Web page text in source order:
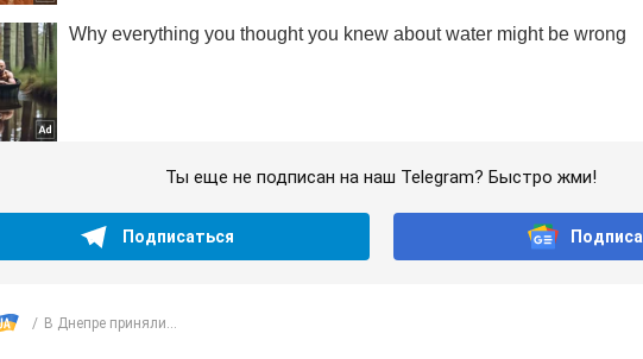
Ты еще не подписан на наш Telegram? Быстро жми!
Подписаться
В Днепре приняли...